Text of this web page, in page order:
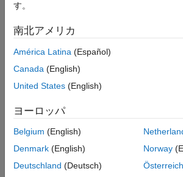
す。
南北アメリカ
América Latina (Español)
Canada (English)
United States (English)
ヨーロッパ
Belgium (English)
Denmark (English)
Deutschland (Deutsch)
Norway
Österreich
トラストセンター
プライバシー
違法コピー防止
アプリケーション ステ
© 1994-2026 The MathWorks, Inc.